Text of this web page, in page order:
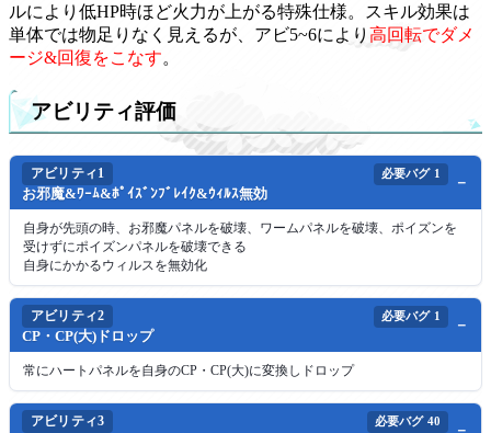
ルにより低HP時ほど火力が上がる特殊仕様。スキル効果は
単体では物足りなく見えるが、アビ5~6により 高回転でダメ
ージ&回復をこなす。
アビリティ評価
アビリティ1 必要バグ 1
お邪魔&ﾜｰﾑ&ﾎﾟｲｽﾞﾝﾌﾞﾚｲｸ&ｳｨﾙｽ無効
自身が先頭の時、お邪魔パネルを破壊、ワームパネルを破壊、ポイズンを
受けずにポイズンパネルを破壊できる
自身にかかるウィルスを無効化
アビリティ2 必要バグ 1
CP・CP(大)ドロップ
常にハートパネルを自身のCP・CP(大)に変換しドロップ
アビリティ3 必要バグ 40